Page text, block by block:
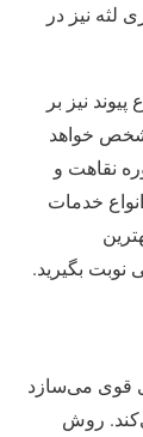
نیز در
نیز بر
خواهد
نقاهت و
خدمات
نوبت بگیرید.
قوی می‌سازد
روش